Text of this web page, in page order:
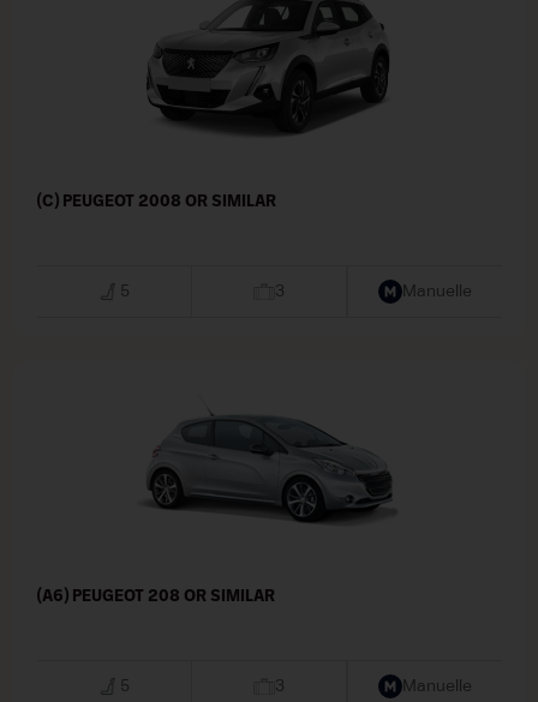
(C) PEUGEOT 2008 OR SIMILAR
5 3 Manuelle
(A6) PEUGEOT 208 OR SIMILAR
5 3 Manuelle